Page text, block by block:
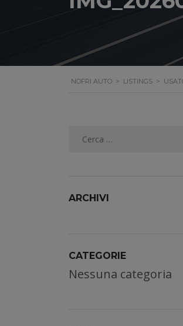
NOFRI AUTO > LISTINGS >
per:
ARCHIVI
CATEGORIE
Nessuna categoria